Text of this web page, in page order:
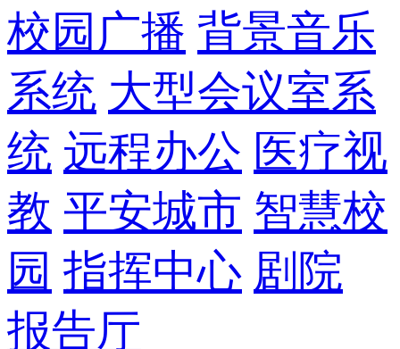
校园广播 背景音乐
系统 大型会议室系
统 远程办公 医疗视
教 平安城市 智慧校
园 指挥中心 剧院
报告厅